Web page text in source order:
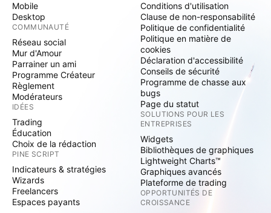
Mobile
Desktop
COMMUNAUTÉ
Réseau social
Mur d'Amour
Parrainer un ami
Programme Créateur
Règlement
Modérateurs
IDÉES
Trading
Éducation
Choix de la rédaction
PINE SCRIPT
Indicateurs & stratégies
Wizards
Freelancers
Espaces payants
Conditions d'utilisation
Clause de non-responsabilité
Politique de confidentialité
Politique en matière de
cookies
Déclaration d'accessibilité
Conseils de sécurité
Programme de chasse aux
bugs
Page du statut
SOLUTIONS POUR LES
ENTREPRISES
Widgets
Bibliothèques de graphiques
Lightweight Charts™
Graphiques avancés
Plateforme de trading
OPPORTUNITÉS DE
CROISSANCE